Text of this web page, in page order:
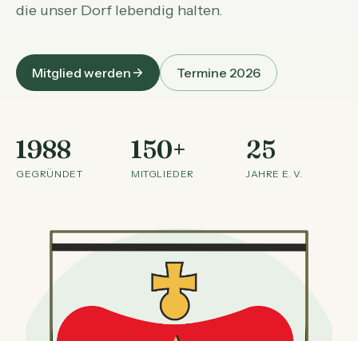
die unser Dorf lebendig halten.
Mitglied werden Termine 2026
1988
GEGRÜNDET
150+
MITGLIEDER
25
JAHRE E. V.